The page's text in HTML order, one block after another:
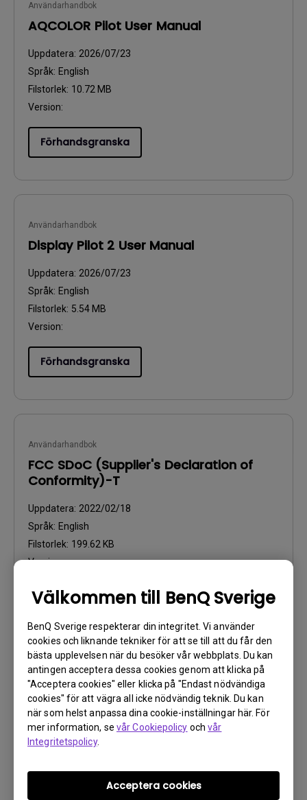
Välkommen till BenQ Sverige
BenQ Sverige respekterar din integritet. Vi använder
cookies och liknande tekniker för att se till att du får den
bästa upplevelsen när du besöker vår webbplats. Du kan
antingen acceptera dessa cookies genom att klicka på
"Acceptera cookies" eller klicka på "Endast nödvändiga
cookies" för att vägra all icke nödvändig teknik. Du kan
när som helst anpassa dina cookie-inställningar här. För
mer information, se vår Cookiepolicy ochvår
Integritetspolicy.
Acceptera cookies
Användarhandbok
AQCOLOR Pilot User Manual
Uppdatera: 2026/07/23
Språk: English
Filstorlek: 10.72 MB
Version:
Förhandsgranska
Användarhandbok
Display Pilot 2 User Manual
Uppdatera: 2026/07/23
Språk: English
Filstorlek: 5.54 MB
Version:
Förhandsgranska
Användarhandbok
FCC SDoC (Supplier's Declaration of
Conformity)-T
Uppdatera: 2022/02/18
Språk: English
Filstorlek: 199.62 KB
Version:
Förhandsgranska
Användarhandbok
ICC Profile Installation Guide
Uppdatera:2024/01/23
Språk:English